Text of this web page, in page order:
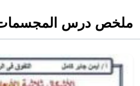
ملخص درس